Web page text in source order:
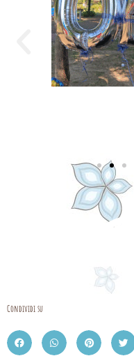
Condividi su